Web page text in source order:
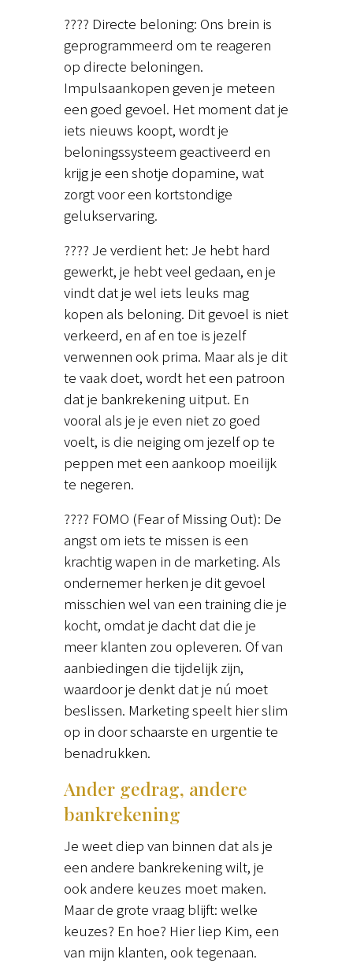
???? Directe beloning: Ons brein is
geprogrammeerd om te reageren
op directe beloningen.
Impulsaankopen geven je meteen
een goed gevoel. Het moment dat je
iets nieuws koopt, wordt je
beloningssysteem geactiveerd en
krijg je een shotje dopamine, wat
zorgt voor een kortstondige
gelukservaring.
???? Je verdient het: Je hebt hard
gewerkt, je hebt veel gedaan, en je
vindt dat je wel iets leuks mag
kopen als beloning. Dit gevoel is niet
verkeerd, en af en toe is jezelf
verwennen ook prima. Maar als je dit
te vaak doet, wordt het een patroon
dat je bankrekening uitput. En
vooral als je je even niet zo goed
voelt, is die neiging om jezelf op te
peppen met een aankoop moeilijk
te negeren.
???? FOMO (Fear of Missing Out): De
angst om iets te missen is een
krachtig wapen in de marketing. Als
ondernemer herken je dit gevoel
misschien wel van een training die je
kocht, omdat je dacht dat die je
meer klanten zou opleveren. Of van
aanbiedingen die tijdelijk zijn,
waardoor je denkt dat je nú moet
beslissen. Marketing speelt hier slim
op in door schaarste en urgentie te
benadrukken.
Ander gedrag, andere
bankrekening
Je weet diep van binnen dat als je
een andere bankrekening wilt, je
ook andere keuzes moet maken.
Maar de grote vraag blijft: welke
keuzes? En hoe? Hier liep Kim, een
van mijn klanten, ook tegenaan.